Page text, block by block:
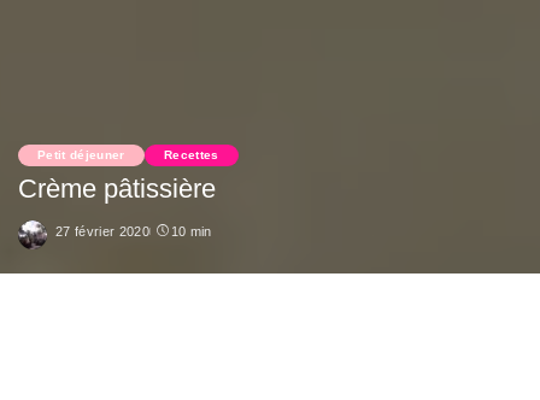
Petit déjeuner Recettes
Crème pâtissière
27 février 2020 10 min